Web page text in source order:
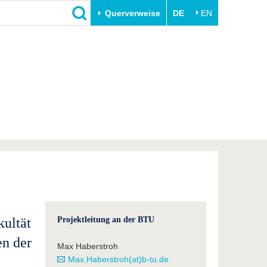
Querverweise DE EN
Gründen an der BTU
der
Projektleitung an der BTU
Max Haberstroh
Max.Haberstroh(at)b-tu.de